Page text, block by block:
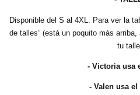
Disponible del S al 4XL. Para ver la
de talles” (está un poquito más
tu
- Victoria usa
- Valen usa